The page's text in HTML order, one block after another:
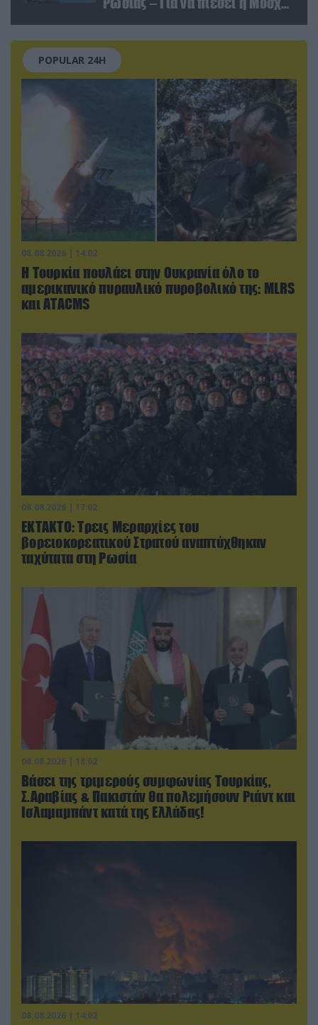
POPULAR 24H
08.08.2026 | 14:02
Η Τουρκία πουλάει στην Ουκρανία όλο το
αμερικανικό πυραυλικό πυροβολικό της: MLRS
και ΑΤΑCMS
08.08.2026 | 17:02
ΕΚΤΑΚΤΟ: Τρεις Μεραρχίες του
βορειοκορεατικού Στρατού αναπτύχθηκαν
ταχύτατα στη Ρωσία
08.08.2026 | 18:02
Βάσει της τριμερούς συμφωνίας Τουρκίας,
Σ.Αραβίας & Πακιστάν θα πολεμήσουν Ριάντ και
Ισλαμαμπάντ κατά της Ελλάδας!
08.08.2026 | 14:02